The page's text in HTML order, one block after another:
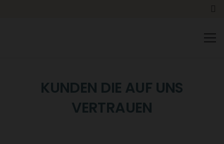
KUNDEN DIE AUF UNS
VERTRAUEN